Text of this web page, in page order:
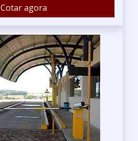
Cotar agora